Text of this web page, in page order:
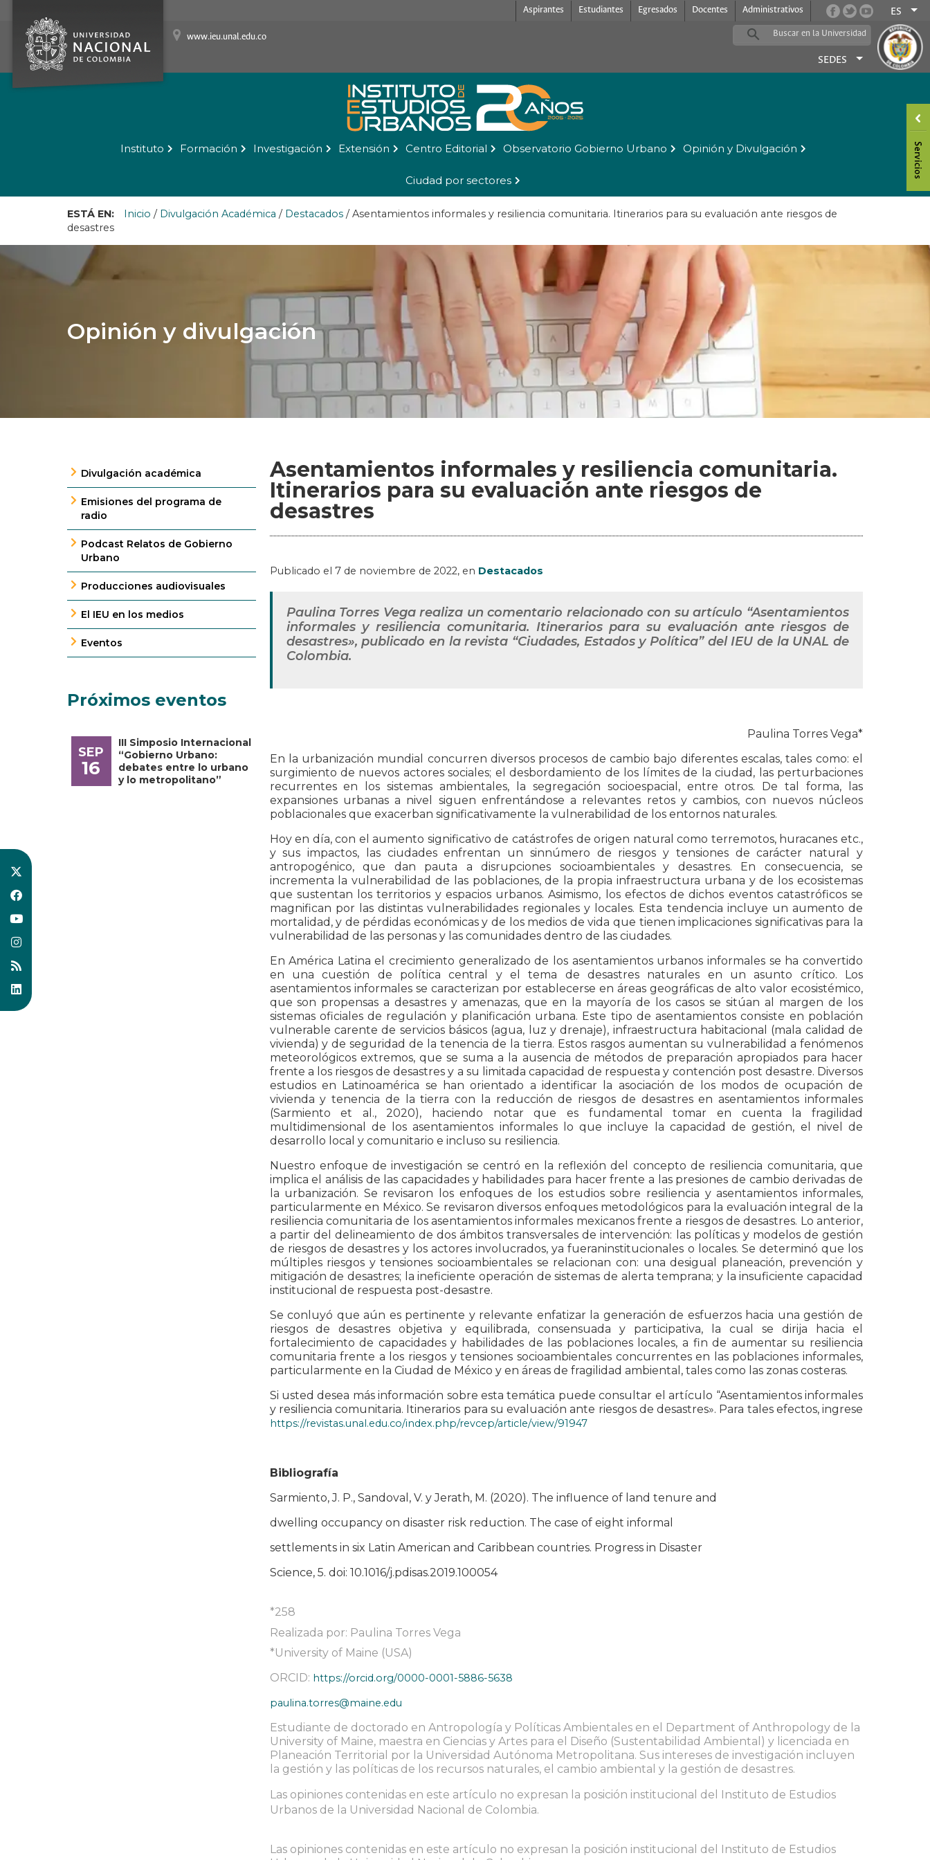
Aspirantes Estudiantes Egresados Docentes Administrativos ES
www.ieu.unal.edu.co
SEDES
Instituto Formación Investigación Extensión Centro Editorial Observatorio Gobierno Urbano Opinión y Divulgación
Ciudad por sectores
ESTÁ EN: Inicio / Divulgación Académica / Destacados /Asentamientos informales y resiliencia comunitaria. Itinerarios para su evaluación ante riesgos de
desastres
Opinión y divulgación
Divulgación académica
Emisiones del programa de
radio
Podcast Relatos de Gobierno
Urbano
Producciones audiovisuales
El IEU en los medios
Eventos
Próximos eventos
SEP
16
III Simposio Internacional
“Gobierno Urbano:
debates entre lo urbano
y lo metropolitano”
Asentamientos informales y resiliencia comunitaria.
Itinerarios para su evaluación ante riesgos de
desastres
Publicado el 7 de noviembre de 2022, en Destacados
Paulina Torres Vega realiza un comentario relacionado con su artículo “Asentamientos
informales y resiliencia comunitaria. Itinerarios para su evaluación ante riesgos de
desastres», publicado en la revista “Ciudades, Estados y Política” del IEU de la UNAL de
Colombia.
Paulina Torres Vega*
En la urbanización mundial concurren diversos procesos de cambio bajo diferentes escalas, tales como: el
surgimiento de nuevos actores sociales; el desbordamiento de los límites de la ciudad, las perturbaciones
recurrentes en los sistemas ambientales, la segregación socioespacial, entre otros. De tal forma, las
expansiones urbanas a nivel siguen enfrentándose a relevantes retos y cambios, con nuevos núcleos
poblacionales que exacerban significativamente la vulnerabilidad de los entornos naturales.
Hoy en día, con el aumento significativo de catástrofes de origen natural como terremotos, huracanes etc.,
y sus impactos, las ciudades enfrentan un sinnúmero de riesgos y tensiones de carácter natural y
antropogénico, que dan pauta a disrupciones socioambientales y desastres. En consecuencia, se
incrementa la vulnerabilidad de las poblaciones, de la propia infraestructura urbana y de los ecosistemas
que sustentan los territorios y espacios urbanos. Asimismo, los efectos de dichos eventos catastróficos se
magnifican por las distintas vulnerabilidades regionales y locales. Esta tendencia incluye un aumento de
mortalidad, y de pérdidas económicas y de los medios de vida que tienen implicaciones significativas para la
vulnerabilidad de las personas y las comunidades dentro de las ciudades.
En América Latina el crecimiento generalizado de los asentamientos urbanos informales se ha convertido
en una cuestión de política central y el tema de desastres naturales en un asunto crítico. Los
asentamientos informales se caracterizan por establecerse en áreas geográficas de alto valor ecosistémico,
que son propensas a desastres y amenazas, que en la mayoría de los casos se sitúan al margen de los
sistemas oficiales de regulación y planificación urbana. Este tipo de asentamientos consiste en población
vulnerable carente de servicios básicos (agua, luz y drenaje), infraestructura habitacional (mala calidad de
vivienda) y de seguridad de la tenencia de la tierra. Estos rasgos aumentan su vulnerabilidad a fenómenos
meteorológicos extremos, que se suma a la ausencia de métodos de preparación apropiados para hacer
frente a los riesgos de desastres y a su limitada capacidad de respuesta y contención post desastre. Diversos
estudios en Latinoamérica se han orientado a identificar la asociación de los modos de ocupación de
vivienda y tenencia de la tierra con la reducción de riesgos de desastres en asentamientos informales
(Sarmiento et al., 2020), haciendo notar que es fundamental tomar en cuenta la fragilidad
multidimensional de los asentamientos informales lo que incluye la capacidad de gestión, el nivel de
desarrollo local y comunitario e incluso su resiliencia.
Nuestro enfoque de investigación se centró en la reflexión del concepto de resiliencia comunitaria, que
implica el análisis de las capacidades y habilidades para hacer frente a las presiones de cambio derivadas de
la urbanización. Se revisaron los enfoques de los estudios sobre resiliencia y asentamientos informales,
particularmente en México. Se revisaron diversos enfoques metodológicos para la evaluación integral de la
resiliencia comunitaria de los asentamientos informales mexicanos frente a riesgos de desastres. Lo anterior,
a partir del delineamiento de dos ámbitos transversales de intervención: las políticas y modelos de gestión
de riesgos de desastres y los actores involucrados, ya fueraninstitucionales o locales. Se determinó que los
múltiples riesgos y tensiones socioambientales se relacionan con: una desigual planeación, prevención y
mitigación de desastres; la ineficiente operación de sistemas de alerta temprana; y la insuficiente capacidad
institucional de respuesta post-desastre.
Se conluyó que aún es pertinente y relevante enfatizar la generación de esfuerzos hacia una gestión de
riesgos de desastres objetiva y equilibrada, consensuada y participativa, la cual se dirija hacia el
fortalecimiento de capacidades y habilidades de las poblaciones locales, a fin de aumentar su resiliencia
comunitaria frente a los riesgos y tensiones socioambientales concurrentes en las poblaciones informales,
particularmente en la Ciudad de México y en áreas de fragilidad ambiental, tales como las zonas costeras.
Si usted desea más información sobre esta temática puede consultar el artículo “Asentamientos informales
y resiliencia comunitaria. Itinerarios para su evaluación ante riesgos de desastres». Para tales efectos, ingrese
https://revistas.unal.edu.co/index.php/revcep/article/view/91947
Bibliografía
Sarmiento, J. P., Sandoval, V. y Jerath, M. (2020). The influence of land tenure and
dwelling occupancy on disaster risk reduction. The case of eight informal
settlements in six Latin American and Caribbean countries. Progress in Disaster
Science, 5. doi: 10.1016/j.pdisas.2019.100054
*258
Realizada por: Paulina Torres Vega
*University of Maine (USA)
ORCID: https://orcid.org/0000-0001-5886-5638
paulina.torres@maine.edu
Estudiante de doctorado en Antropología y Políticas Ambientales en el Department of Anthropology de la
University of Maine, maestra en Ciencias y Artes para el Diseño (Sustentabilidad Ambiental) y licenciada en
Planeación Territorial por la Universidad Autónoma Metropolitana. Sus intereses de investigación incluyen
la gestión y las políticas de los recursos naturales, el cambio ambiental y la gestión de desastres.
Las opiniones contenidas en este artículo no expresan la posición institucional del Instituto de Estudios
Urbanos de la Universidad Nacional de Colombia.
Las opiniones contenidas en este artículo no expresan la posición institucional del Instituto de Estudios